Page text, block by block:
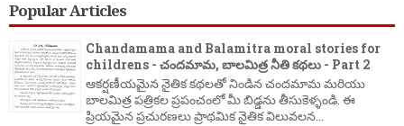
Popular Articles
Chandamama and Balamitra moral stories for
childrens - చందమామ, బాలమిత్ర నీతి కథలు - Part 2
ఆకర్షణీయమైన నైతిక కథలతో నిండిన చందమామ మరియు
బాలమిత్ర పత్రికల ప్రపంచంలో మీ బిడ్డను తీసుకెళ్ళండి. ఈ
ప్రియమైన ప్రచురణలు ప్రాథమిక నైతిక విలువలన...